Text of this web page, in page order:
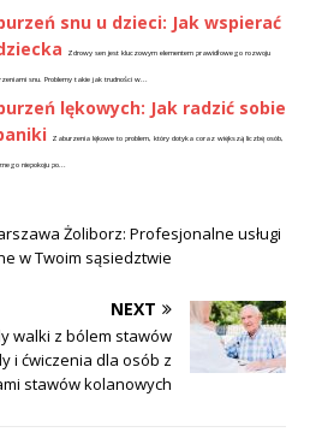
snu u dzieci: Jak wspierać
Zdrowy sen jest kluczowym elementem prawidłowego rozwoju
snu. Problemy takie jak trudności w...
lękowych: Jak radzić sobie
Zaburzenia lękowe to problem, który dotyka coraz większą liczbę osób,
niepokoju po...
Żoliborz: Profesjonalne usługi
w Twoim sąsiedztwie
NEXT
walki z bólem stawów
i ćwiczenia dla osób z
stawów kolanowych